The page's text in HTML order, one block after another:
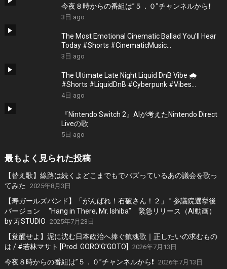
今夜８時からの番組は”５．０”チャンネルから❗️
3日 ago
The Most Emotional Cinematic Ballad You’ll Hear
Today #Shorts #CinematicMusic
#EmotionalVibes #Piano
3日 ago
The Ultimate Late Night Liquid DnB Vibe 🌧️
#Shorts #LiquidDnB #Cyberpunk #Vibes
#ElectronicMusic
4日 ago
『Nintendo Switch 2』AIが考えたNintendo Direct
Liveの歌
5日 ago
最もよく見られた投稿
【替え歌】線路は続くよどこまでもでバズっているあの議会を歌っ
てみた
2025年8月3日
【寿ガールズバンド】「がんばれ！石破さん！２」 ” 参議院選挙後
バージョン “Hang in There, Mr. Ishiba” 緊急リリース（AI動画）
by 寿STUDIO 2025年7月23日
【覚醒せよ】泥に沈む日本政治へ捧ぐ鎮魂歌｜正したいの求むもの
は / #若林マサト [Prod. GORO’G’GOTO]
2026年7月13日
今夜８時からの番組は”５．０”チャンネルから❗️ 2026年7月13日